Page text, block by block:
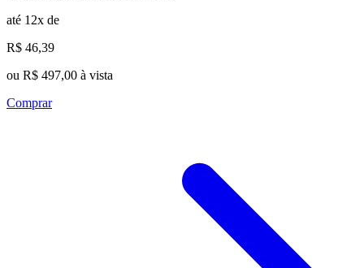
até 12x de
R$ 46,39
ou R$ 497,00 à vista
Comprar